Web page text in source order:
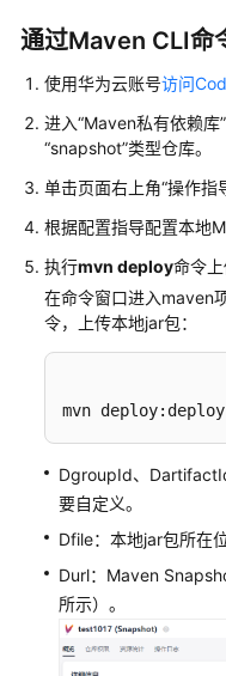
有
依
赖
库
视
频
助
更
档
用
参
通过Maven CLI命
使用华为云账号访问
进入“Maven私有依赖库”
“snapshot”类型仓库。
单击页面右上角“操作指
根据配置指导配置本地
执行mvn deploy命令上
在命令窗口进入maven
令，上传本地jar包：
mvn
DgroupId、
要自定义。
Dfile：本地jar包所在
Durl：Maven
所示）。